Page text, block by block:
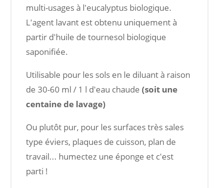
multi-usages à l'eucalyptus biologique.
L'agent lavant est obtenu uniquement à
partir d'huile de tournesol biologique
saponifiée.
Utilisable pour les sols en le diluant à raison
de 30-60 ml / 1 l d'eau chaude(soit une
centaine de lavage)
Ou plutôt pur, pour les surfaces très sales
type éviers, plaques de cuisson, plan de
travail... humectez une éponge et c'est
parti !